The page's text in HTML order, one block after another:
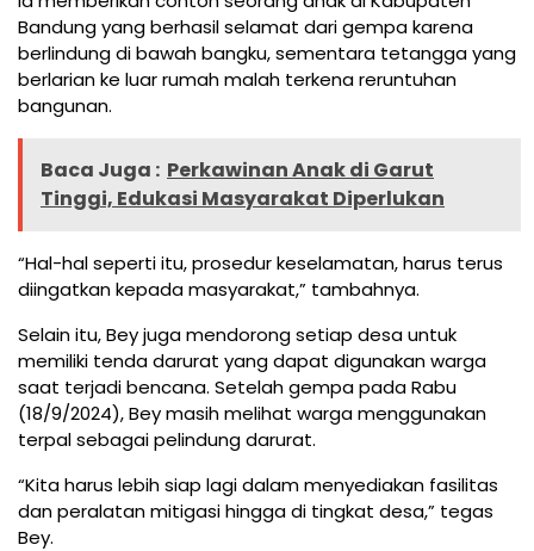
Bandung yang berhasil selamat dari gempa karena
berlindung di bawah bangku, sementara tetangga yang
berlarian ke luar rumah malah terkena reruntuhan
bangunan.
Baca Juga : Perkawinan Anak di Garut
Tinggi, Edukasi Masyarakat Diperlukan
“Hal-hal seperti itu, prosedur keselamatan, harus terus
diingatkan kepada masyarakat,” tambahnya.
Selain itu, Bey juga mendorong setiap desa untuk
memiliki tenda darurat yang dapat digunakan warga
saat terjadi bencana. Setelah gempa pada Rabu
(18/9/2024), Bey masih melihat warga menggunakan
terpal sebagai pelindung darurat.
“Kita harus lebih siap lagi dalam menyediakan fasilitas
dan peralatan mitigasi hingga di tingkat desa,” tegas
Bey.